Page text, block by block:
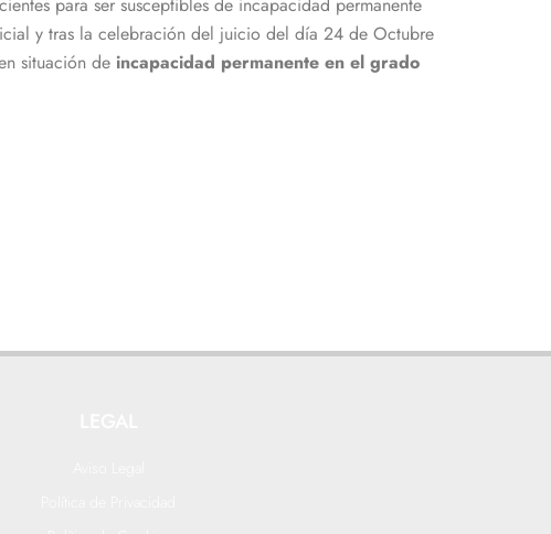
y tras la celebración del juicio del día 24 de Octubre
situación de incapacidad permanente en el grado